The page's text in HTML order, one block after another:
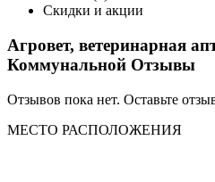
Скидки и акции
Агровет, ветеринарная
Коммунальной Отзывы
Отзывов пока нет. Оставьте
МЕСТО РАСПОЛОЖЕНИЯ